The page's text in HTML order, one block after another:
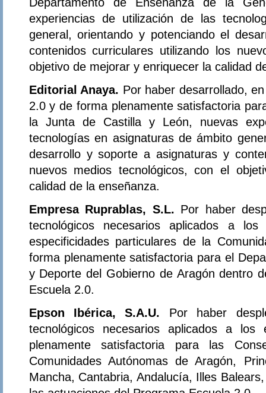
experiencias de utilización de las
general, orientando y potenciando el
contenidos curriculares utilizando los
objetivo de mejorar y enriquecer la calidad
Editorial Anaya. Por haber desarrollado,
2.0 y de forma plenamente satisfactoria
la Junta de Castilla y León, nuevas
tecnologías en asignaturas de ámbito
desarrollo y soporte a asignaturas y
nuevos medios tecnológicos, con el
calidad de la enseñanza.
Empresa Ruprablas, S.L. Por haber
tecnológicos necesarios aplicados a
especificidades particulares de la
forma plenamente satisfactoria para el
y Deporte del Gobierno de Aragón dentro
Escuela 2.0.
Epson Ibérica, S.A.U. Por haber
tecnológicos necesarios aplicados a los
plenamente satisfactoria para las
Comunidades Autónomas de Aragón,
Mancha, Cantabria, Andalucía, Illes